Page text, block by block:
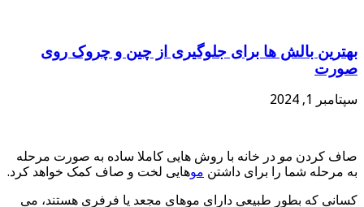
بهترین بالش‌ ها برای جلوگیری از چین و چروک روی
صورت
سپتامبر 1, 2024
صاف کردنمودر خانه با روش هایی کاملا ساده به صورت مرحله
به مرحله شما را برای داشتنموهایی لخت و صاف کمک خواهد کرد.
کسانی که بطور طبیعی دارای موهای مجعد یا فرفری هستند، می